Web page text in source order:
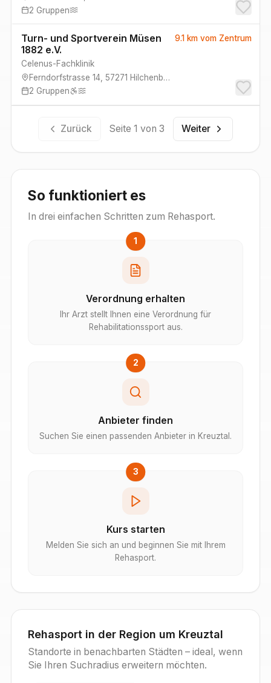
2 Gruppen
Turn- und Sportverein Müsen
1882 e.V.
Celenus-Fachklinik
Ferndorfstrasse 14 57271 Hilchenbach
2 Gruppen
9.1 kmvom Zentrum
Zurück Seite 1 von 3 Weiter
So funktioniert es
In drei einfachen Schritten zum Rehasport.
1
Verordnung erhalten
Ihr Arzt stellt Ihnen eine Verordnung für
Rehabilitationssport aus.
2
Anbieter finden
Suchen Sie einen passenden Anbieter in Kreuztal.
3
Kurs starten
Melden Sie sich an und beginnen Sie mit Ihrem
Rehasport.
Rehasport in der Region um Kreuztal
Standorte in benachbarten Städten – ideal, wenn
Sie Ihren Suchradius erweitern möchten.